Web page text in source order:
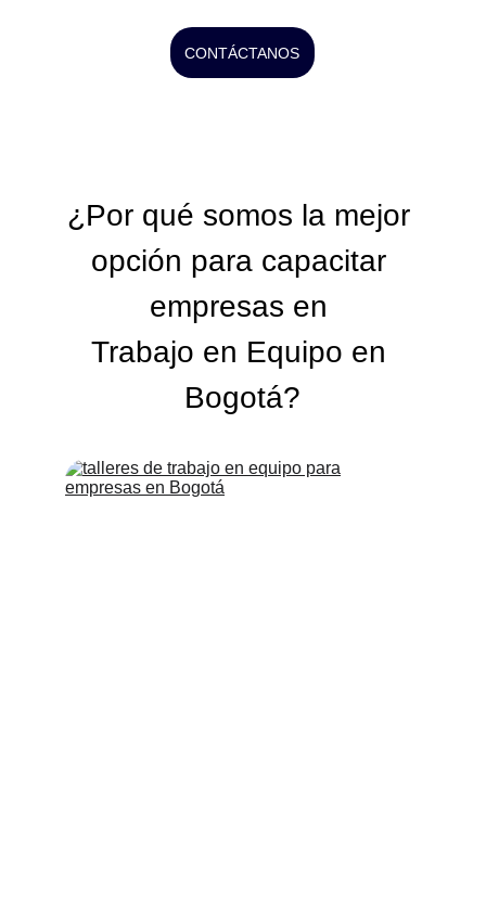
CONTÁCTANOS
¿Por qué somos la mejor
opción para capacitar
empresas en
Trabajo en Equipo en
Bogotá?